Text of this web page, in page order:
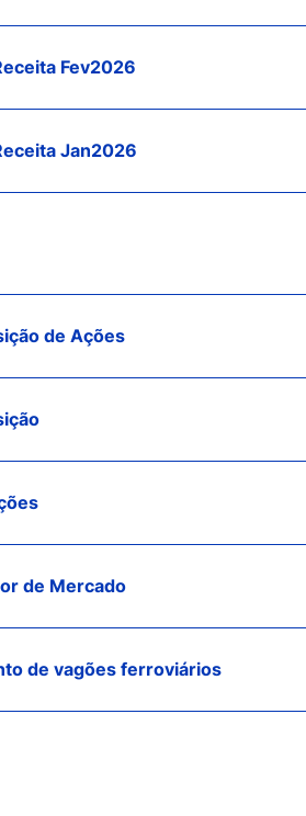
Fev2026
Jan2026
de Ações
de Mercado
de vagões ferroviários